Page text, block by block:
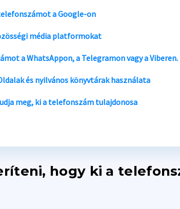
a Google-on
média platformokat
a WhatsAppon, a Telegramon vagy a Viberen.
és nyilvános könyvtárak használata
meg, ki a telefonszám tulajdonosa
hogy ki a